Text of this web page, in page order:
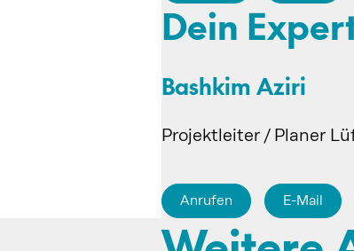
Dein
Bashkim Aziri
Projektleiter / Planer
Anrufen E-Mail